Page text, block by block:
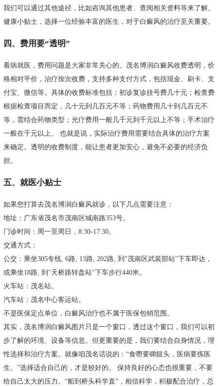
我们可以通过其他途径，比如咨询其他患者、查阅相关资料等来了解。
健康小贴士，选择一位经验丰富的医生，对于白癜风的治疗至关重要。
四、费用要“透明”
看病就医，费用问题是大家非常关心的。茂名博润白癜风收费透明，价
格相对平价，治疗按次收费，支持多种支付方式，包括现金、刷卡、支
付宝、微信等。具体的收费标准包括：初诊复诊挂号费几十元；检查费
根据检查项目而定，几十元到几百元不等；药物费用几十到几百元不
等，需结合药物类型；光疗费用一般几千元到千元以上不等；手术治疗
一般在千元以上。 也就是说，实际治疗费用需要结合具体的治疗方案
来确定。透明的收费制度，能让患者更加安心，避免不必要的经济负
担。
五、就医小贴士
如果您打算去茂名博润白癜风就诊，以下几点需要注意：
地址：广东省茂名市茂南区城南路353号。
门诊时间：周一至周日，8:30-17:30。
交通方式：
公交：乘坐305专线, 6路, 13路, 202路, 到"茂南区武装部站"下车即达，
或乘坐18路, 到"天桥路转盘站"下车步行440米。
火车站：茂名站。
汽车站：茂名中心客运站。
不是医保定点单位，白癜风治疗也不属于医保包销范围。
其实，茂名博润白癜风图片只是一个窗口，透过这个窗口，我们可以初
步了解的环境、设备等信息。但更重要的是，我们要结合自身情况，理
性选择和治疗方案。就像咱茂名话说的：“食嘢要睇餸头，医病要拣医
生。”选择适合自己的，才是较好的。 保持良好的心态也很重要，不要
给自己太大的压力。“船到桥头科学直”，相信科学，积极配合治疗，总